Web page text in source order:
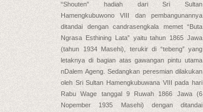
“Shouten” hadiah dari Sri Sultan
Hamengkubuwono VIII dan pembangunannya
ditandai dengan candrasengkala memet “Buta
Ngrasa Esthining Lata” yaitu tahun 1865 Jawa
(tahun 1934 Masehi), terukir di “tebeng” yang
letaknya di bagian atas gawangan pintu utama
nDalem Ageng. Sedangkan peresmian dilakukan
oleh Sri Sultan Hamengkubuwana VIII pada hari
Rabu Wage tanggal 9 Ruwah 1866 Jawa (6
Nopember 1935 Masehi) dengan ditandai